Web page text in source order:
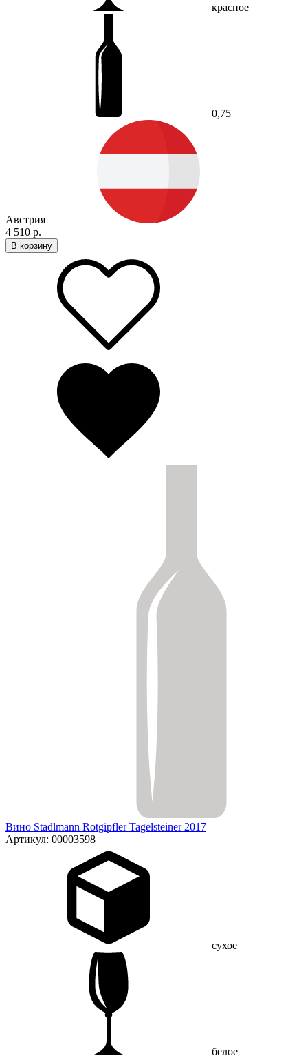
красное
0,75
Австрия
4 510 р.
В корзину
Вино Stadlmann Rotgipfler Tagelsteiner 2017
Артикул: 00003598
сухое
белое